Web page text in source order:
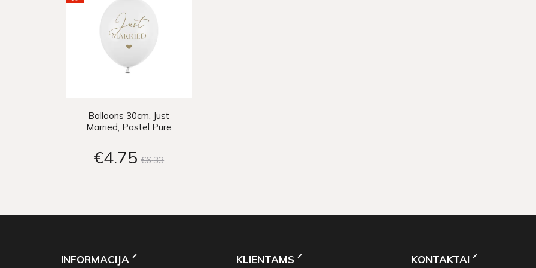
Balloons 30cm, Just
Married, Pastel Pure
White (1 pkt / 6 pc.)
€4 75 €633
INFORMACIJA KLIENTAMS KONTAKTAI